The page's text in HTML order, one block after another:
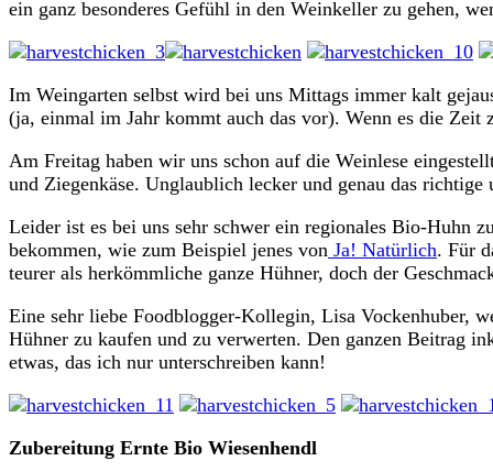
ein ganz besonderes Gefühl in den Weinkeller zu gehen,
Im Weingarten selbst wird bei uns Mittags immer kalt
(ja, einmal im Jahr kommt auch das vor). Wenn es die Zeit
Am Freitag haben wir uns schon auf die Weinlese
und Ziegenkäse. Unglaublich lecker und genau das
Leider ist es bei uns sehr schwer ein regionales Bio-Huhn
bekommen, wie zum Beispiel jenes von Ja! Natürlich. Für
teurer als herkömmliche ganze Hühner, doch der
Eine sehr liebe Foodblogger-Kollegin, Lisa Vockenhuber,
Hühner zu kaufen und zu verwerten. Den ganzen Beitrag
etwas, das ich nur unterschreiben kann!
Zubereitung Ernte Bio Wiesenhendl